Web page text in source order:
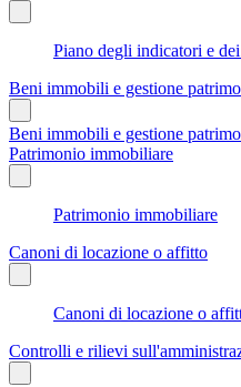
Piano degli indicatori e
Beni immobili e gestione
Beni immobili e gestione
Patrimonio immobiliare
Patrimonio immobiliare
Canoni di locazione o affitto
Canoni di locazione o
Controlli e rilievi